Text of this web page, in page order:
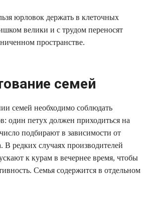
юрловок держать в клеточных
велики и с трудом переносят
пространстве.
семей
семей необходимо соблюдать
один петух должен приходиться на
подбирают в зависимости от
В редких случаях производителей
к курам в вечернее время, чтобы
Семья содержится в отдельном